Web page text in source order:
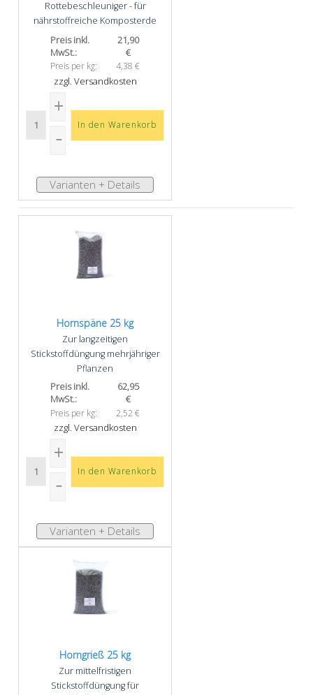
Rottebeschleuniger - für
nährstoffreiche Komposterde
Preis inkl.
MwSt.:
21,90
€
Preis per kg: 4,38 €
zzgl. Versandkosten
Varianten + Details
Hornspäne 25 kg
Zur langzeitigen
Stickstoffdüngung mehrjähriger
Pflanzen
Preis inkl.
MwSt.:
62,95
€
Preis per kg: 2,52 €
zzgl. Versandkosten
Varianten + Details
Horngrieß 25 kg
Zur mittelfristigen
Stickstoffdüngung für